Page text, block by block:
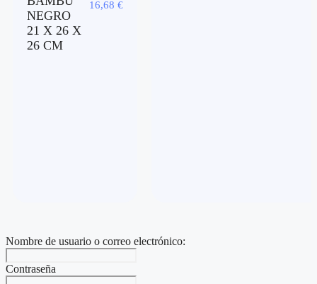
NEGRO
21 X 26 X
26 CM
16,68 €
Nombre de usuario o correo electrónico:
Contraseña